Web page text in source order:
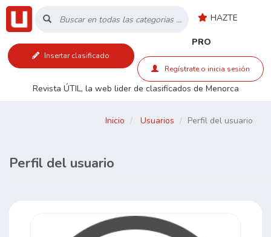
HAZTE
PRO
Insertar clasificado
Regístrate o inicia sesión
Revista ÚTIL, la web lider de clasificados de Menorca
Inicio
RSS
Inicio Usuarios Perfil del usuario
Perfil del usuario